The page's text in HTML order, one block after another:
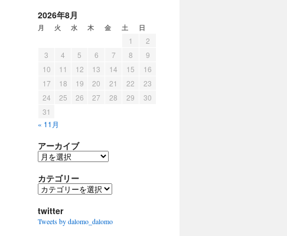
2026年8月
月 火 水 木 金 土 日
1
2
3
4 5 6 7 8
9
10
11 12 13 14 15
16
17
18 19 20 21 22
23
24
25 26 27 28 29
30
31
« 11月
アーカイブ
ア
カ
イ
カテゴリー
カ
ゴ
リ
twitter
Tweets by dalomo_dalomo